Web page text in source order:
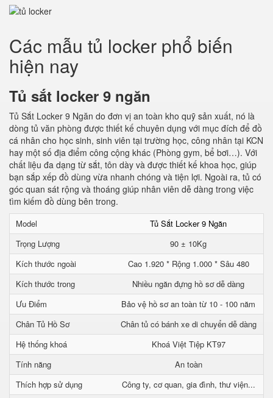
Các mẫu tủ locker phổ biến
hiện nay
Tủ sắt locker 9 ngăn
Tủ Sắt Locker 9 Ngăn do đơn vị an toàn kho quỹ sản xuất, nó là
dòng tủ văn phòng được thiết kế chuyên dụng với mục đích để đồ
cá nhân cho học sinh, sinh viên tại trường học, công nhân tại KCN
hay một số địa điểm công cộng khác (Phòng gym, bể bơi…). Với
chất liệu đa dạng từ sắt, tôn dày và được thiết kế khoa học, giúp
bạn sắp xếp đồ dùng vừa nhanh chóng và tiện lợi. Ngoài ra, tủ có
góc quan sát rộng và thoáng giúp nhân viên dễ dàng trong việc
tìm kiếm đồ dùng bên trong.
Model
Tủ Sắt Locker 9 Ngăn
Trọng Lượng
90 ± 10Kg
Kích thước ngoài
Cao 1.920 * Rộng 1.000 * Sâu 480
Kích thước trong
Nhiều ngăn đựng hồ sơ dễ dàng
Ưu Điểm
Bảo vệ hồ sơ an toàn từ 10 - 100 năm
Chân Tủ Hồ Sơ
Chân tủ có bánh xe di chuyển dễ dàng
Hệ thống khoá
Khoá Việt Tiệp KT97
Tính năng
An toàn
Thích hợp sử dụng
Công ty, cơ quan, gia đình, thư viện...